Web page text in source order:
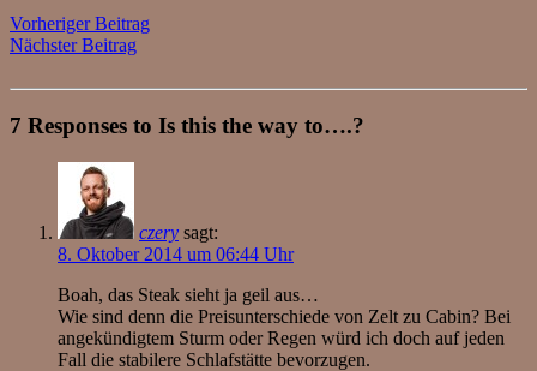
Vorheriger Beitrag
Nächster Beitrag
7 Responses to Is this the way to….?
czery sagt:
8. Oktober 2014 um 06:44 Uhr
Boah, das Steak sieht ja geil aus…
Wie sind denn die Preisunterschiede von Zelt zu Cabin? Bei
angekündigtem Sturm oder Regen würd ich doch auf jeden
Fall die stabilere Schlafstätte bevorzugen.